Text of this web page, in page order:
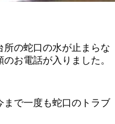
の蛇口の水が止まらな
お電話が入りました。
まで一度も蛇口のトラブ